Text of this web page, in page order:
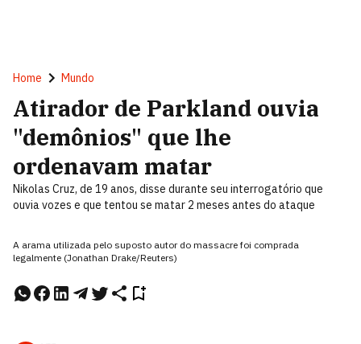
Home Mundo
Atirador de Parkland ouvia
"demônios" que lhe
ordenavam matar
Nikolas Cruz, de 19 anos, disse durante seu interrogatório que
ouvia vozes e que tentou se matar 2 meses antes do ataque
A arama utilizada pelo suposto autor do massacre foi comprada
legalmente (Jonathan Drake/Reuters)